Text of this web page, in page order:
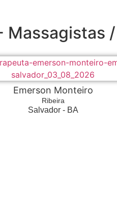
Massagistas
Emerson Monteiro
Ribeira
Salvador - BA